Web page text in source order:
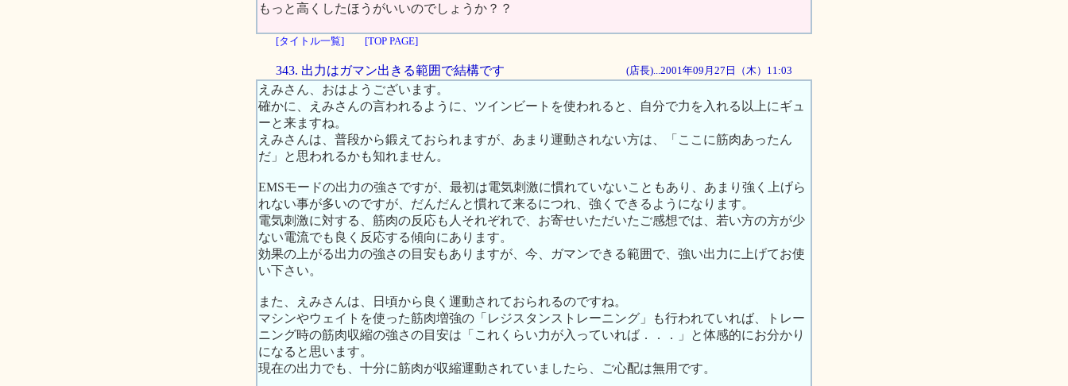
もっと高くしたほうがいいのでしょうか？？
[タイトル一覧] [TOP PAGE]
343. 出力はガマン出きる範囲で結構です (店長)...2001年09月27日（木）11:03
えみさん、おはようございます。
確かに、えみさんの言われるように、ツインビートを使われると、自分で力を入れる以上にギュ
ーと来ますね。
えみさんは、普段から鍛えておられますが、あまり運動されない方は、「ここに筋肉あったん
だ」と思われるかも知れません。
EMSモードの出力の強さですが、最初は電気刺激に慣れていないこともあり、あまり強く上げら
れない事が多いのですが、だんだんと慣れて来るにつれ、強くできるようになります。
電気刺激に対する、筋肉の反応も人それぞれで、お寄せいただいたご感想では、若い方の方が少
ない電流でも良く反応する傾向にあります。
効果の上がる出力の強さの目安もありますが、今、ガマンできる範囲で、強い出力に上げてお使
い下さい。
また、えみさんは、日頃から良く運動されておられるのですね。
マシンやウェイトを使った筋肉増強の「レジスタンストレーニング」も行われていれば、トレー
ニング時の筋肉収縮の強さの目安は「これくらい力が入っていれば．．．」と体感的にお分かり
になると思います。
現在の出力でも、十分に筋肉が収縮運動されていましたら、ご心配は無用です。